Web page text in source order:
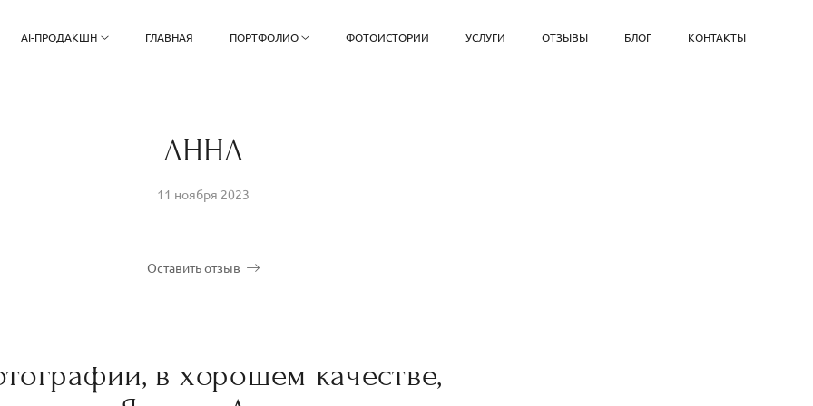
AI-ПРОДАКШН ГЛАВНАЯ ПОРТФОЛИО ФОТОИСТОРИИ УСЛУГИ ОТЗЫВЫ БЛОГ КОНТАКТЫ
АННА
11 ноября 2023
Оставить отзыв
в хорошем качестве,